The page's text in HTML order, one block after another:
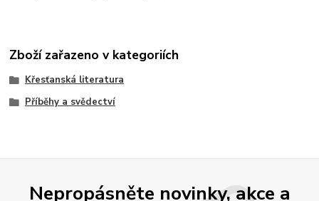
Zboží zařazeno v kategoriích
Křesťanská literatura
Příběhy a svědectví
Nepropásněte novinky, akce a